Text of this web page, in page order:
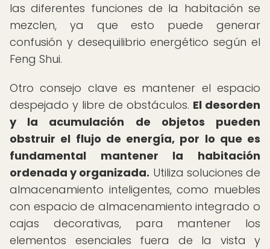
las diferentes funciones de la habitación se
mezclen, ya que esto puede generar
confusión y desequilibrio energético según el
Feng Shui.
Otro consejo clave es mantener el espacio
despejado y libre de obstáculos. El desorden
y la acumulación de objetos pueden
obstruir el flujo de energía, por lo que es
fundamental mantener la habitación
ordenada y organizada. Utiliza soluciones de
almacenamiento inteligentes, como muebles
con espacio de almacenamiento integrado o
cajas decorativas, para mantener los
elementos esenciales fuera de la vista y